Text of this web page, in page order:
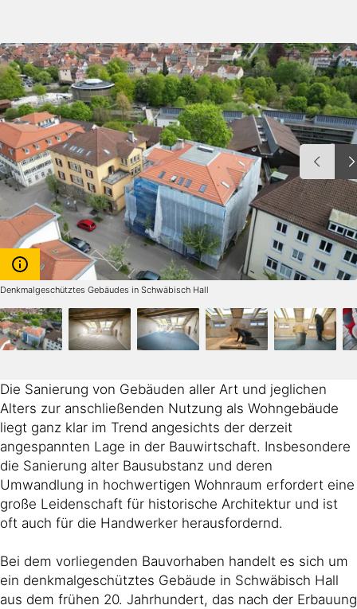
Denkmalgeschütztes Gebäudes in Schwäbisch Hall
Die Sanierung von Gebäuden aller Art und jeglichen
Alters zur anschließenden Nutzung als Wohngebäude
liegt ganz klar im Trend angesichts der derzeit
angespannten Lage in der Bauwirtschaft. Insbesondere
die Sanierung alter Bausubstanz und deren
Umwandlung in hochwertigen Wohnraum erfordert eine
große Leidenschaft für historische Architektur und ist
oft auch für die Handwerker herausfordernd.
Bei dem vorliegenden Bauvorhaben handelt es sich um
ein denkmalgeschütztes Gebäude in Schwäbisch Hall
aus dem frühen 20. Jahrhundert, das nach der Erbauung